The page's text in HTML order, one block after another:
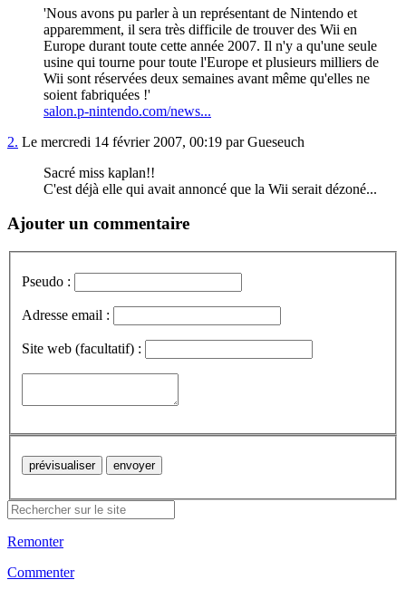
'Nous avons pu parler à un représentant de Nintendo et
apparemment, il sera très difficile de trouver des Wii en
Europe durant toute cette année 2007. Il n'y a qu'une seule
usine qui tourne pour toute l'Europe et plusieurs milliers de
Wii sont réservées deux semaines avant même qu'elles ne
soient fabriquées !'
salon.p-nintendo.com/news...
2. Le mercredi 14 février 2007, 00:19 par Gueseuch
Sacré miss kaplan!!
C'est déjà elle qui avait annoncé que la Wii serait dézoné...
Ajouter un commentaire
Pseudo :
Adresse email :
Site web (facultatif) :
Remonter
Commenter